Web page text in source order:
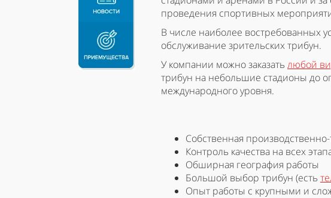
проведения спортивных
В числе наиболее востребованных
обслуживание зрительских трибун.
У компании можно заказатьлюбой
трибун на небольшие стадионы до
международного уровня.
Собственная производственно-
Контроль качества на всех
Обширная география работы
Большой выбор трибун (есть
Опыт работы с крупными и